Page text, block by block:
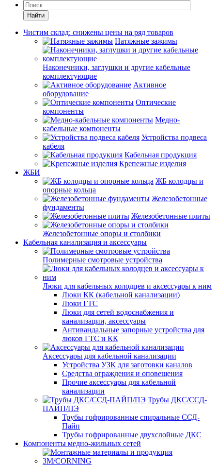
Найти
Чистим склад: снижены цены на ряд товаров
Натяжные зажимы
Наконечники, заглушки и другие кабельные
комплектующие
Активное
оборудование
Оптические
компоненты
Медно-
кабельные компоненты
Устройства подвеса
кабеля
Кабельная продукция
Крепежные изделия
ЖБИ
ЖБ колодцы и
опорные кольца
Железобетонные
фундаменты
Железобетонные плиты
Железобетонные опоры и столбики
Кабельная канализация и аксессуары
Полимерные смотровые устройства
Люки для кабельных колодцев и аксессуары к ним
Люки КК (кабельной канализации)
Люки ГТС
Люки для сетей водоснабжения и
канализации, аксессуары
Антивандальные запорные устройства для
люков ГТС и КК
Аксессуары для кабельной канализации
Устройства УЗК для заготовки каналов
Средства ограждения и оповещения
Прочие аксессуары для кабельной
канализации
Трубы ДКС/ССД-
ПАЙП/ПЭ
Трубы гофрированные спиральные ССД-
Пайп
Трубы гофрированные двухслойные ДКС
Компоненты медно-жильных сетей